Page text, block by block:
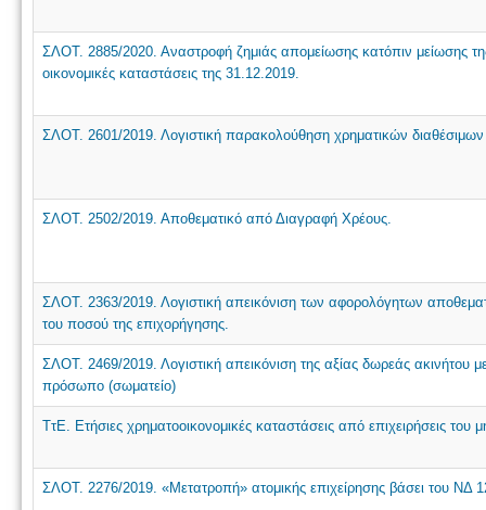
ΣΛΟΤ. 2885/2020. Αναστροφή ζημιάς απομείωσης κατόπιν μείωσης
οικονομικές καταστάσεις της 31.12.2019.
ΣΛΟΤ. 2601/2019. Λογιστική παρακολούθηση χρηματικών
ΣΛΟΤ. 2502/2019. Αποθεματικό από Διαγραφή Χρέους.
ΣΛΟΤ. 2363/2019. Λογιστική απεικόνιση των αφορολόγητων
του ποσού της επιχορήγησης.
ΣΛΟΤ. 2469/2019. Λογιστική απεικόνιση της αξίας δωρεάς ακινήτου
πρόσωπο (σωματείο)
ΤτΕ. Ετήσιες χρηματοοικονομικές καταστάσεις από επιχειρήσεις του
ΣΛΟΤ. 2276/2019. «Μετατροπή» ατομικής επιχείρησης βάσει του ΝΔ